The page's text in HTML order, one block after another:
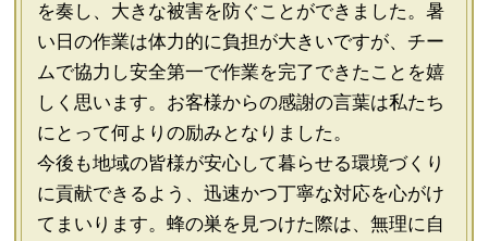
を奏し、大きな被害を防ぐことができました。暑
い日の作業は体力的に負担が大きいですが、チー
ムで協力し安全第一で作業を完了できたことを嬉
しく思います。お客様からの感謝の言葉は私たち
にとって何よりの励みとなりました。
今後も地域の皆様が安心して暮らせる環境づくり
に貢献できるよう、迅速かつ丁寧な対応を心がけ
てまいります。蜂の巣を見つけた際は、無理に自